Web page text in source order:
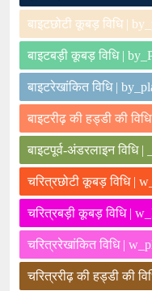
बाइटछोटी कूबड़ विधि |
बाइटबड़ी कूबड़ विधि |
बाइटरेखांकित विधि |
बाइटरीढ़ की हड्डी की
बाइटपूर्व-अंडरलाइन विधि
चरित्रछोटी कूबड़ विधि |
चरित्रबड़ी कूबड़ विधि |
चरित्ररेखांकित विधि |
चरित्ररीढ़ की हड्डी की